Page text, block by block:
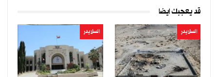
قد يعجبك ايضا
السلايدر السلايدر